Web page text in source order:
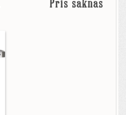
Pris saknas